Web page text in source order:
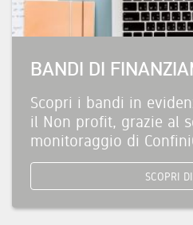
BANDI DI
Scopri i bandi in
il Non profit, grazie al
monitoraggio di
SCOPRI